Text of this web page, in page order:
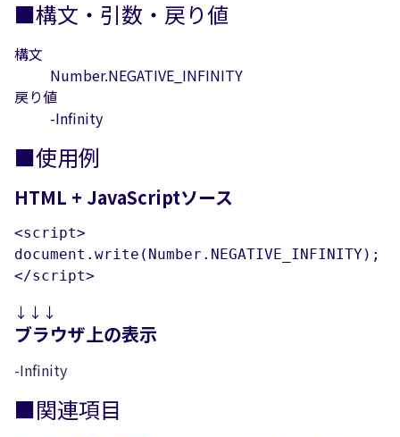
■構文・引数・戻り値
構文
Number.NEGATIVE_INFINITY
戻り値
-Infinity
■使用例
HTML + JavaScriptソース
<script>
document.write(Number.NEGATIVE_INFINITY);
</script>
↓↓↓
ブラウザ上の表示
-Infinity
■関連項目